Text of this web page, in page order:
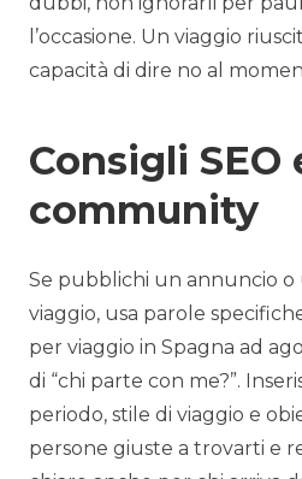
l’occasione. Un viaggio
capacità di dire no al
Consigli SEO
community
Se pubblichi un annuncio o
viaggio, usa parole
per viaggio in Spagna ad
di “chi parte con me?”.
periodo, stile di viaggio e
persone giuste a trovarti e